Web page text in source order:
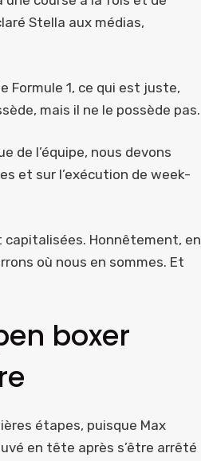
Stella aux médias,
Formule 1, ce qui est juste,
mais il ne le possède pas.
de l’équipe, nous devons
et sur l’exécution de week-
capitalisées. Honnêtement, en
où nous en sommes. Et
boxer
étapes, puisque Max
en tête après s’être arrêté